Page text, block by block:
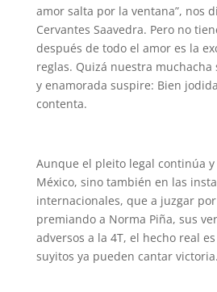
amor salta por la ventana”, nos
Cervantes Saavedra. Pero no
después de todo el amor es la
reglas. Quizá nuestra
y enamorada suspire: Bien
contenta.
Aunque el pleito legal continúa
México, sino también en las
internacionales, que a juzgar
premiando a Norma Piña, sus
adversos a la 4T, el hecho real
suyitos ya pueden cantar victoria.